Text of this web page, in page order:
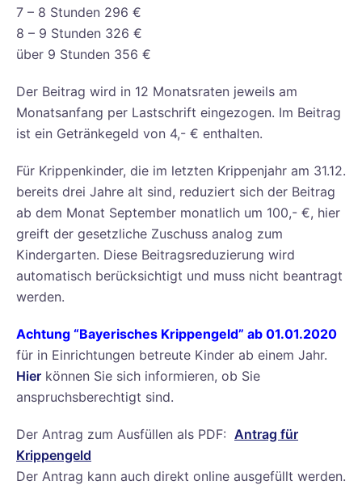
7 – 8 Stunden 296 €
8 – 9 Stunden 326 €
über 9 Stunden 356 €
Der Beitrag wird in 12 Monatsraten jeweils am
Monatsanfang per Lastschrift eingezogen. Im Beitrag
ist ein Getränkegeld von 4,- € enthalten.
Für Krippenkinder, die im letzten Krippenjahr am 31.12.
bereits drei Jahre alt sind, reduziert sich der Beitrag
ab dem Monat September monatlich um 100,- €, hier
greift der gesetzliche Zuschuss analog zum
Kindergarten. Diese Beitragsreduzierung wird
automatisch berücksichtigt und muss nicht beantragt
werden.
Achtung “Bayerisches Krippengeld” ab 01.01.2020
für in Einrichtungen betreute Kinder ab einem Jahr.
Hier können Sie sich informieren, ob Sie
anspruchsberechtigt sind.
Der Antrag zum Ausfüllen als PDF: Antrag für
Krippengeld
Der Antrag kann auch direkt online ausgefüllt werden.